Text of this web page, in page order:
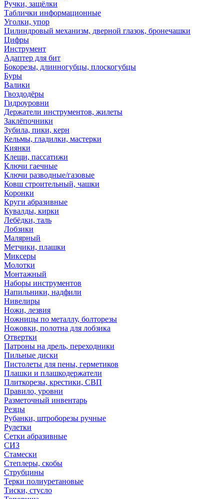
Ручки, защёлки
Таблички информационные
Уголки, упор
Цилиндровый механизм, дверной глазок, бронечашки
Цифры
Инструмент
Адаптер для бит
Бокорезы, длинногубцы, плоскогубцы
Буры
Валики
Гвоздодёры
Гидроуровни
Держатели инструментов, жилеты
Заклёпочники
Зубила, пики, керн
Кельмы, гладилки, мастерки
Киянки
Клещи, пассатижи
Ключи гаечные
Ключи разводные/газовые
Ковш строительный, чашки
Коронки
Круги абразивные
Кувалды, кирки
Лебёдки, таль
Лобзики
Малярный
Метчики, плашки
Миксеры
Молотки
Монтажный
Наборы инструментов
Напильники, надфили
Нивелиры
Ножи, лезвия
Ножницы по металлу, болторезы
Ножовки, полотна для лобзика
Отвертки
Патроны на дрель, переходники
Пильные диски
Пистолеты для пены, герметиков
Плашки и плашкодержатели
Плиткорезы, крестики, СВП
Правило, уровни
Разметочный инвентарь
Резцы
Рубанки, штроборезы ручные
Рулетки
Сетки абразивные
СИЗ
Стамески
Степлеры, скобы
Струбцины
Терки полиуретановые
Тиски, стусло